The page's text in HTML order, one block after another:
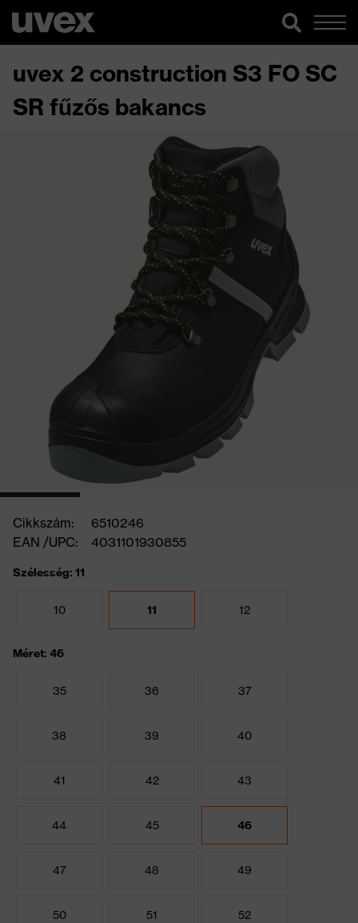
uvex 2 construction S3 FO SC
SR fűzős bakancs
Cikkszám:
6510246
EAN /UPC:
4031101930855
Szélesség: 11
10 11 12
Méret: 46
35 36 37
38 39 40
41 42 43
44 45 46
47 48 49
50 51 52